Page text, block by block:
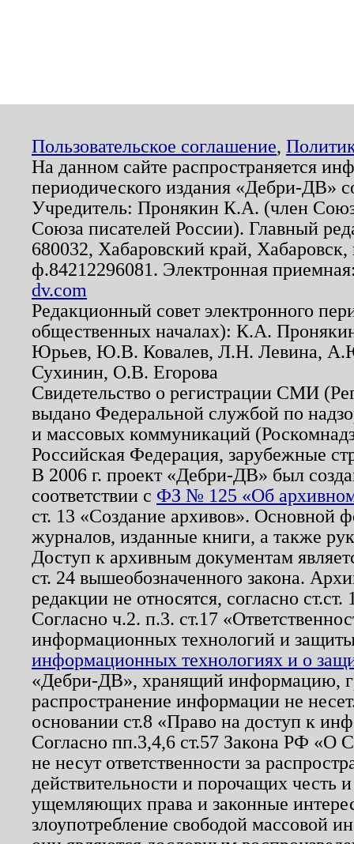
Пользовательское соглашение,
На данном сайте распространяется
периодического издания «Дебри-ДВ»
Учредитель: Пронякин К.А. (член
Союза писателей России). Главный
680032, Хабаровский край,
ф.84212296081. Электронная
dv.com
Редакционный совет электронного
общественных началах): К.А.
Юрьев, Ю.В. Ковалев, Л.Н. Левина,
Сухинин, О.В. Егорова
Свидетельство о регистрации СМИ
выдано Федеральной службой по
и массовых коммуникаций
Российская Федерация, зарубежные
В 2006 г. проект «Дебри-ДВ» был
соответствии с ФЗ № 125 «Об
ст. 13 «Создание архивов». Основной
журналов, изданные книги, а также
Доступ к архивным документам
ст. 24 вышеобозначенного закона.
редакции не относятся, согласно
Согласно ч.2. п.3. ст.17
информационных технологий и
информационных технологиях и о
«Дебри-ДВ», хранящий информацию,
распространение информации не
основании ст.8 «Право на доступ к
Согласно пп.3,4,6 ст.57 Закона РФ «О
не несут ответственности за
действительности и порочащих честь
ущемляющих права и законные
злоупотребление свободой массовой